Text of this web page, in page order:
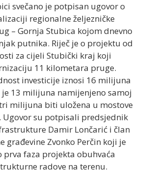
svečano je potpisan ugovor o
regionalne željezničke
– Gornja Stubica kojom dnevno
putnika. Riječ je o projektu od
za cijeli Stubički kraj koji
11 kilometara pruge.
investicije iznosi 16 milijuna
je 13 milijuna namijenjeno samoj
milijuna biti uložena u mostove
su potpisali predsjednik
Damir Lončarić i član
građevine Zvonko Perčin koji je
prva faza projekta obuhvaća
radove na terenu.